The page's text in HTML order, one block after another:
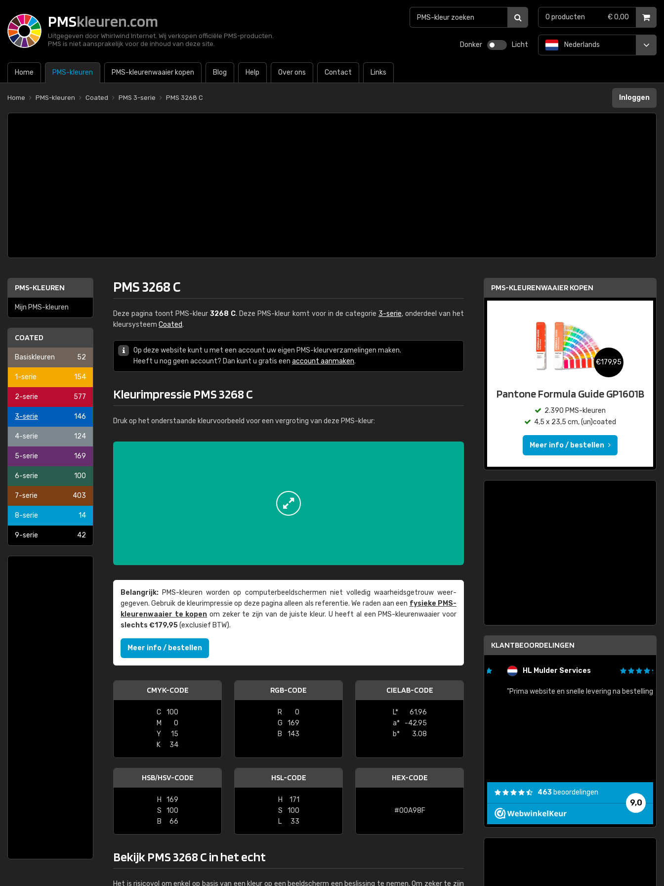
PMSkleuren.com
Uitgegeven door Whirlwind Internet. Wij verkopen officiële PMS-producten.
PMS is niet aansprakelijk voor de inhoud van deze site.
Donker Licht
Home PMS-kleuren PMS-kleurenwaaier kopen Blog Help Over ons Contact Links
Nederlands
0 producten € 0,00
Home PMS-kleuren Coated PMS 3-serie PMS 3268 C Inloggen
PMS-KLEUREN
Mijn PMS-kleuren
COATED
Basiskleuren 52
1-serie 154
2-serie 577
3-serie 146
4-serie 124
5-serie 169
6-serie 100
7-serie 403
8-serie 14
9-serie 42
PMS 3268 C
Deze pagina toont PMS-kleur3268 C. Deze PMS-kleur komt voor in de categorie 3-serie, onderdeel van het
kleursysteem Coated.
Op deze website kunt u met een account uw eigen PMS-kleurverzamelingen maken.
Heeft u nog geen account? Dan kunt u gratis een account aanmaken.
Kleurimpressie PMS 3268 C
Druk op het onderstaande kleurvoorbeeld voor een vergroting van deze PMS-kleur:
Belangrijk: PMS-kleuren worden op computer­beeld­schermen niet volledig waarheids­­getrouw weer­
gegeven. Gebruik de kleur­impressie op deze pagina alleen als referentie. We raden aan een fysieke PMS-
kleuren­waaier te kopen om zeker te zijn van de juiste kleur. U heeft al een PMS-kleuren­waaier voor
slechts €179,95(exclusief BTW).
Meer info / bestellen
CMYK-CODE
C
100
M
0
Y
15
K
34
RGB-CODE
R
0
G
169
B
143
CIELAB-CODE
L*
61.96
a*
-42.95
b*
3.08
HSB/HSV-CODE
H
169
S
100
B
66
HSL-CODE
H
171
S
100
L
33
HEX-CODE
#00A98F
Bekijk PMS 3268 C in het echt
Het is risicovol om enkel op basis van een kleur op een beeldscherm een beslissing te nemen. Om zeker te zijn
PMS-KLEURENWAAIER KOPEN
€179,95
Pantone Formula Guide GP1601B
2.390 PMS-kleuren
4,5 x 23,5 cm, (un)coated
Meer info / bestellen
KLANTBEOORDELINGEN
"Super snelle service en zeer betaalbaar!"
HL Mulder Services
"Prima website en snelle levering na bestelling"
9,0
463 beoordelingen